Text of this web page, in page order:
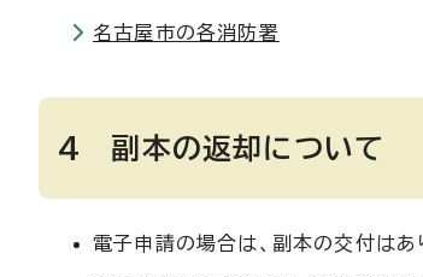
名古屋市の各消防署
4 副本の返却について
電子申請の場合は、副本の交付はあ